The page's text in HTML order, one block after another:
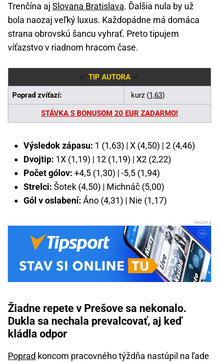
Trenčína aj Slovana Bratislava. Ďalšia nula by už
bola naozaj veľký luxus. Každopádne má domáca
strana obrovskú šancu vyhrať. Preto tipujem
víťazstvo v riadnom hracom čase.
✅ TIP AUTORA ✅
Poprad zvíťazí: kurz (1,63)
STÁVKA S BONUSOM 20 EUR ZADARMO!
Výsledok zápasu: 1 (1,63) | X (4,50) | 2 (4,46)
Dvojtip: 1X (1,19) | 12 (1,19) | X2 (2,22)
Počet gólov: +4,5 (1,30) | -5,5 (1,94)
Strelci: Šotek (4,50) | Michnáč (5,00)
Gól v oslabení: Áno (4,31) | Nie (1,17)
Žiadne repete v Prešove sa nekonalo.
Dukla sa nechala prevalcovať, aj keď
kládla odpor
Poprad koncom pracovného týždňa nastúpil na ľade